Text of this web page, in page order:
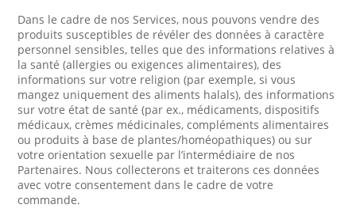
Dans le cadre de nos Services, nous pouvons vendre des
produits susceptibles de révéler des données à caractère
personnel sensibles, telles que des informations relatives à
la santé (allergies ou exigences alimentaires), des
informations sur votre religion (par exemple, si vous
mangez uniquement des aliments halals), des informations
sur votre état de santé (par ex., médicaments, dispositifs
médicaux, crèmes médicinales, compléments alimentaires
ou produits à base de plantes/homéopathiques) ou sur
votre orientation sexuelle par l’intermédiaire de nos
Partenaires. Nous collecterons et traiterons ces données
avec votre consentement dans le cadre de votre
commande.